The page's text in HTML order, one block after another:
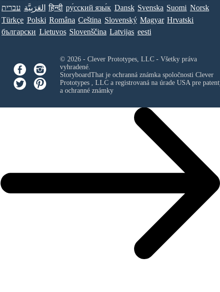
עברית العَرَبِيَّة हिन्दी ру́сский язы́к Dansk Svenska Suomi Norsk
Türkçe Polski Româna Ceština Slovenský Magyar Hrvatski
български Lietuvos Slovenščina Latvijas eesti
© 2026 - Clever Prototypes, LLC - Všetky práva
vyhradené.
StoryboardThat je ochranná známka spoločnosti Clever
Prototypes , LLCa registrovaná na úrade USA pre
a ochranné známky